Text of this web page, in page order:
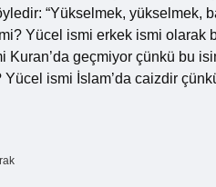
“Yükselmek, yükselmek,
Yücel ismi erkek ismi
Kuran’da geçmiyor çünkü bu
ismi İslam’da caizdir